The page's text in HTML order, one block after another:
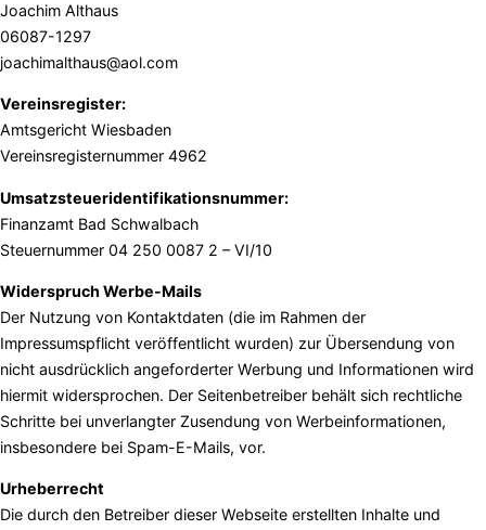
Joachim Althaus
06087-1297
joachimalthaus@aol.com
Vereinsregister:
Amtsgericht Wiesbaden
Vereinsregisternummer 4962
Umsatzsteueridentifikationsnummer:
Finanzamt Bad Schwalbach
Steuernummer 04 250 0087 2 – VI/10
Widerspruch Werbe-Mails
Der Nutzung von Kontaktdaten (die im Rahmen der
Impressumspflicht veröffentlicht wurden) zur Übersendung von
nicht ausdrücklich angeforderter Werbung und Informationen wird
hiermit widersprochen. Der Seitenbetreiber behält sich rechtliche
Schritte bei unverlangter Zusendung von Werbeinformationen,
insbesondere bei Spam-E-Mails, vor.
Urheberrecht
Die durch den Betreiber dieser Webseite erstellten Inhalte und